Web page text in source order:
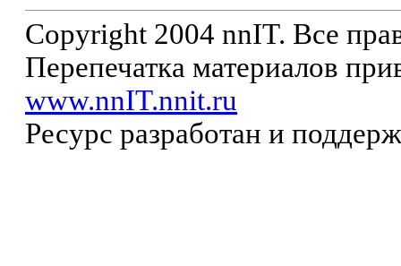
Copyright 2004 nnIT. Все
Перепечатка материалов
www.nnIT.nnit.ru
Ресурс разработан и